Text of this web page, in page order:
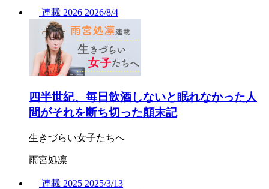
連載 2026 2026/8/4
四半世紀、毎日飲酒しないと眠れなかった人
間がそれを断ち切った顛末記
生きづらい女子たちへ
雨宮処凛
連載 2025 2025/3/13